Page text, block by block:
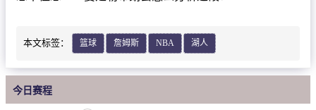
本文标签： 篮球 詹姆斯 NBA 湖人
今日赛程